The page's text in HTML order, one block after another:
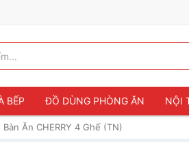
BẾP ĐỒ DÙNG PHÒNG ĂN NỘI
Bàn Ăn CHERRY 4 Ghế (TN)